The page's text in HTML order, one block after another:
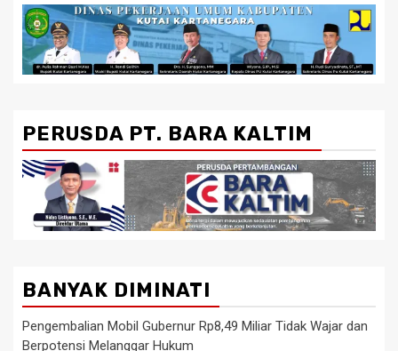
PERUSDA PT. BARA KALTIM
BANYAK DIMINATI
Pengembalian Mobil Gubernur Rp8,49 Miliar Tidak Wajar dan
Berpotensi Melanggar Hukum